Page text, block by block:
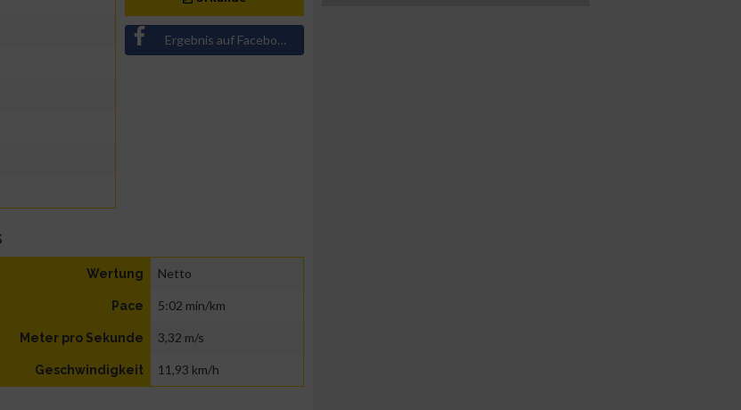
Ergebnis auf Facebook teilen
Wertung Netto
Pace 5:02 min/km
Meter pro Sekunde 3,32 m/s
Geschwindigkeit 11,93 km/h